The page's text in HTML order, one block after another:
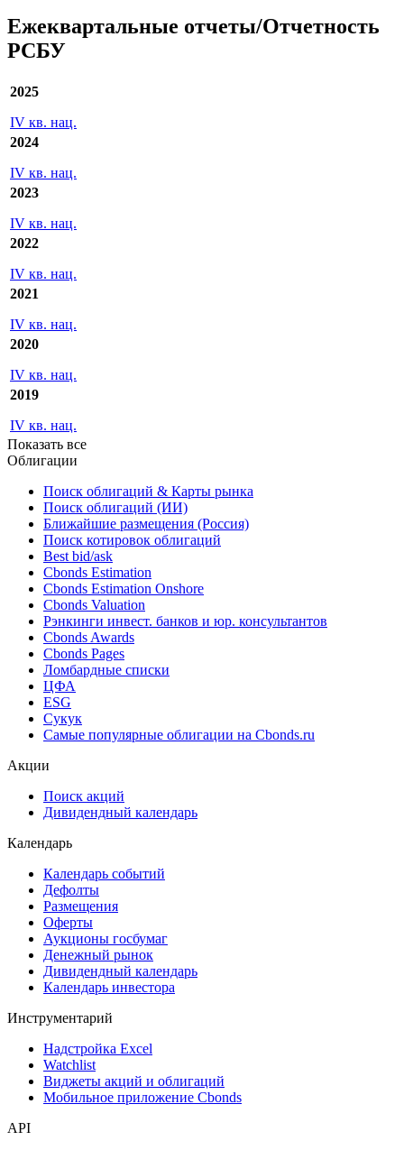
Ежеквартальные отчеты/Отчетность
РСБУ
2025
IV кв. нац.
2024
IV кв. нац.
2023
IV кв. нац.
2022
IV кв. нац.
2021
IV кв. нац.
2020
IV кв. нац.
2019
IV кв. нац.
Показать все
Облигации
Поиск облигаций & Карты рынка
Поиск облигаций (ИИ)
Ближайшие размещения (Россия)
Поиск котировок облигаций
Best bid/ask
Cbonds Estimation
Cbonds Estimation Onshore
Cbonds Valuation
Рэнкинги инвест. банков и юр. консультантов
Cbonds Awards
Cbonds Pages
Ломбардные списки
ЦФА
ESG
Сукук
Самые популярные облигации на Cbonds.ru
Акции
Поиск акций
Дивидендный календарь
Календарь
Календарь событий
Дефолты
Размещения
Оферты
Аукционы госбумаг
Денежный рынок
Дивидендный календарь
Календарь инвестора
Инструментарий
Надстройка Excel
Watchlist
Виджеты акций и облигаций
Мобильное приложение Cbonds
API